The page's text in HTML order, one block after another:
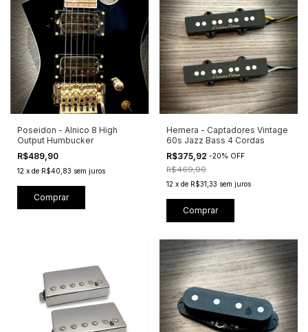
Poseidon - Alnico 8 High
Output Humbucker
R$489,90
12 x de R$40,83 sem juros
Comprar
Hemera - Captadores Vintage
60s Jazz Bass 4 Cordas
R$375,92 -20% OFF
R$469,90
12 x de R$31,33 sem juros
Comprar